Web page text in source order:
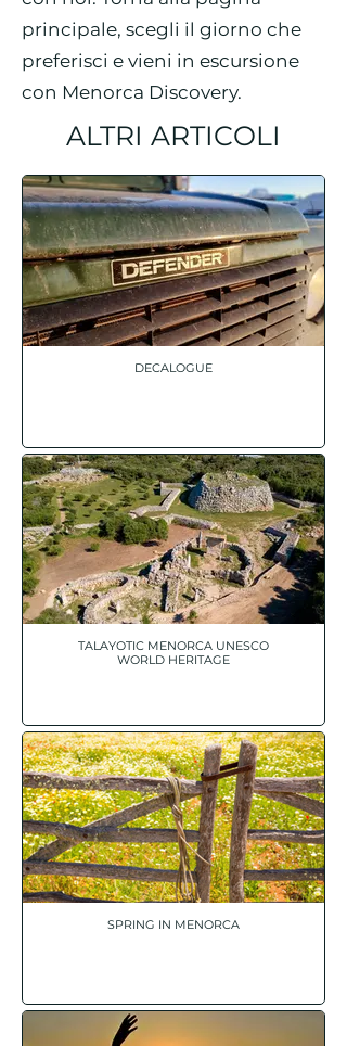
principale, scegli il giorno che
preferisci e vieni in escursione
con Menorca Discovery.
ALTRI ARTICOLI
DECALOGUE
TALAYOTIC MENORCA UNESCO
WORLD HERITAGE
SPRING IN MENORCA